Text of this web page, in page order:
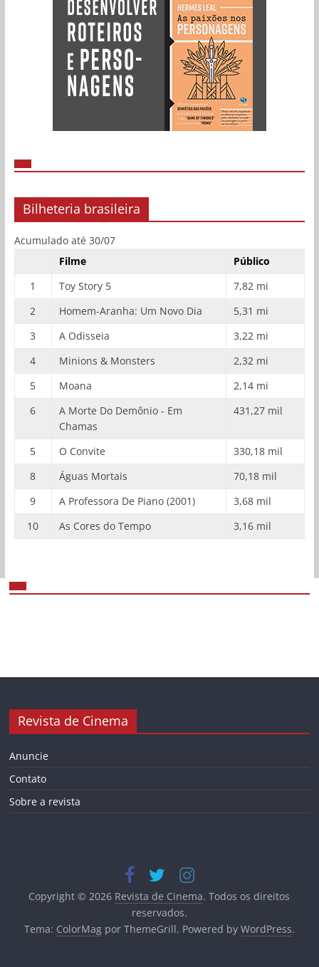
Bilheteria brasileira
Acumulado até 30/07
Filme
Público
1
Toy Story 5
7,82 mi
2
Homem-Aranha: Um Novo Dia
5,31 mi
3
A Odisseia
3,22 mi
4
Minions & Monsters
2,32 mi
5
Moana
2,14 mi
6
A Morte Do Demônio - Em
Chamas
431,27 mil
5 O Convite
330,18 mil
8
Águas Mortais
70,18 mil
9
A Professora De Piano (2001)
3,68 mil
10
As Cores do Tempo 3,16 mil
Revista de Cinema
Anuncie
Contato
Sobre a revista
Copyright © 2026 Revista de Cinema. Todos os direitos
reservados.
Tema: ColorMagpor ThemeGrill. Powered by WordPress.